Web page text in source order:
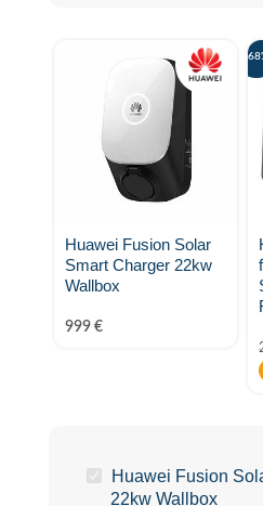
Huawei Fusion Solar
Smart Charger 22kw
Wallbox
999 €
-
Huawei Fusion
22kw Wallbox